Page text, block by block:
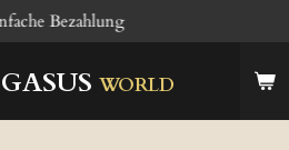
WORLD
Bezahlung